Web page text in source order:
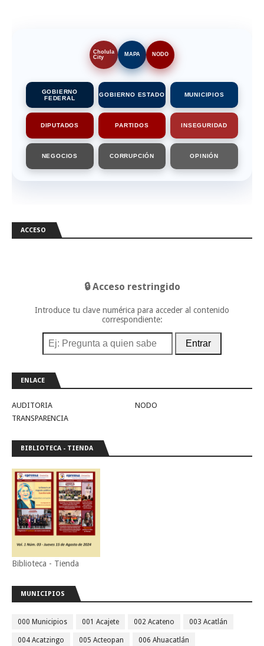
Cholula
City
MAPA NODO
GOBIERNO
FEDERAL
GOBIERNO ESTADO MUNICIPIOS
DIPUTADOS PARTIDOS INSEGURIDAD
NEGOCIOS CORRUPCIÓN OPINIÓN
ACCESO
🔒 Acceso restringido
Introduce tu clave numérica para acceder al contenido
correspondiente:
Entrar
ENLACE
AUDITORIA
NODO
TRANSPARENCIA
BIBLIOTECA - TIENDA
Biblioteca - Tienda
MUNICIPIOS
000 Municipios 001 Acajete 002 Acateno 003 Acatlán
004 Acatzingo 005 Acteopan 006 Ahuacatlán